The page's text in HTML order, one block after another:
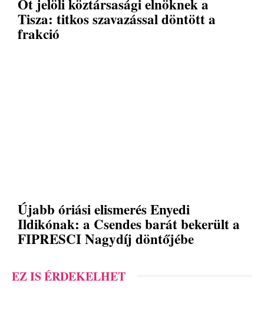
Őt jelöli köztársasági elnöknek a
Tisza: titkos szavazással döntött a
frakció
Újabb óriási elismerés Enyedi
Ildikónak: a Csendes barát bekerült a
FIPRESCI Nagydíj döntőjébe
EZ IS ÉRDEKELHET